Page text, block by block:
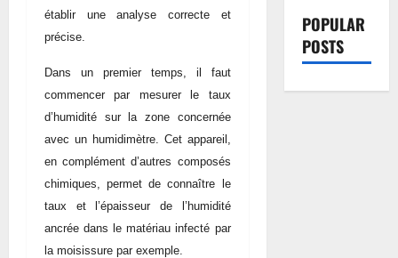
établir une analyse correcte et
précise.
Dans un premier temps, il faut
commencer par mesurer le taux
d’humidité sur la zone concernée
avec un humidimètre. Cet appareil,
en complément d’autres composés
chimiques, permet de connaître le
taux et l’épaisseur de l’humidité
ancrée dans le matériau infecté par
la moisissure par exemple.
POPULAR
POSTS